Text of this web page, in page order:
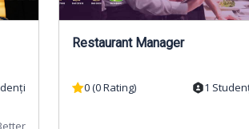
Restaurant Manager
0 (0 Rating) 1